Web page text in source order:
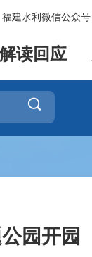
福建水利微信公众号
解读回应

园开园